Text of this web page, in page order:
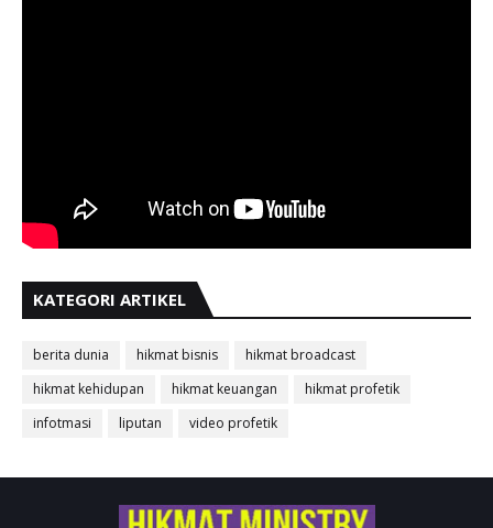
KATEGORI ARTIKEL
berita dunia hikmat bisnis
hikmat broadcast
hikmat kehidupan
hikmat keuangan
hikmat profetik
infotmasi
liputan video profetik